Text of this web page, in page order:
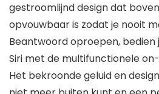
gestroomlijnd design dat
opvouwbaar is zodat je nooit
Beantwoord oproepen,
Siri met de multifunctionele
Het bekroonde geluid en